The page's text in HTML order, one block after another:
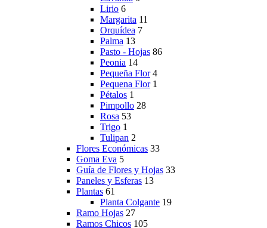
Lirio 6
Margarita 11
Orquídea 7
Palma 13
Pasto - Hojas 86
Peonia 14
Pequeña Flor 4
Pequena Flor 1
Pétalos 1
Pimpollo 28
Rosa 53
Trigo 1
Tulipan 2
Flores Económicas 33
Goma Eva 5
Guía de Flores y Hojas 33
Paneles y Esferas 13
Plantas 61
Planta Colgante 19
Ramo Hojas 27
Ramos Chicos 105